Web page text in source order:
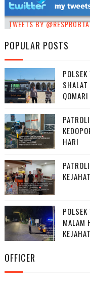
TWEETS BY @RESPROBTA
POPULAR POSTS
QOMARI
HARI
MALAM
OFFICER